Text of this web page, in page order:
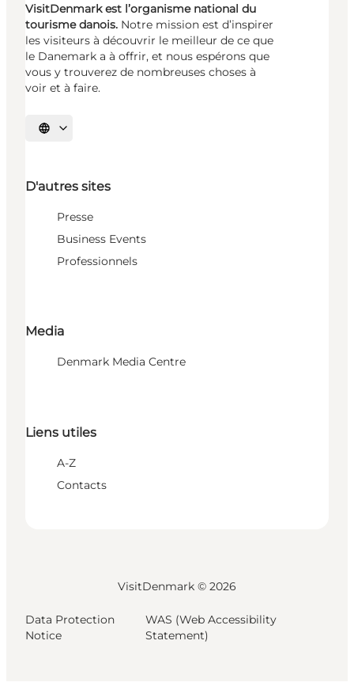
VisitDenmark est l’organisme national du
tourisme danois. Notre mission est d’inspirer
les visiteurs à découvrir le meilleur de ce que
le Danemark a à offrir, et nous espérons que
vous y trouverez de nombreuses choses à
voir et à faire.
Choisissez la langue
D'autres sites
Presse
Business Events
Professionnels
Media
Denmark Media Centre
Liens utiles
A-Z
Contacts
VisitDenmark © 2026
Data Protection
Notice
WAS (Web Accessibility
Statement)